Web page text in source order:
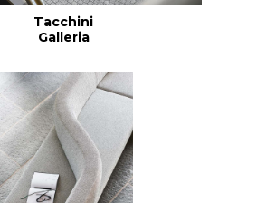
Tacchini
Galleria